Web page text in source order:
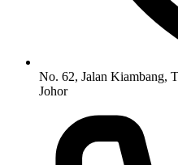
No. 62, Jalan Kiambang,
Johor